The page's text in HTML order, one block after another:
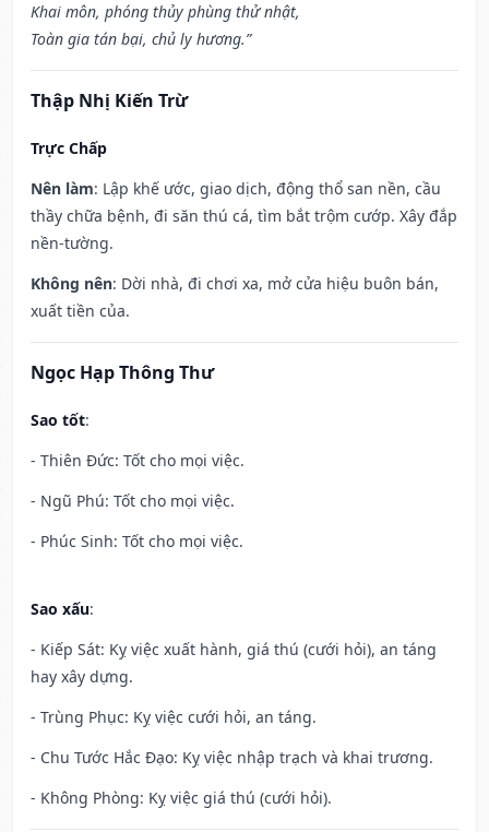
Khai môn, phóng thủy phùng thử nhật,
Toàn gia tán bại, chủ ly hương.”
Thập Nhị Kiến Trừ
Trực Chấp
Nên làm: Lập khế ước, giao dịch, động thổ san nền, cầu
thầy chữa bệnh, đi săn thú cá, tìm bắt trộm cướp. Xây đắp
nền-tường.
Không nên: Dời nhà, đi chơi xa, mở cửa hiệu buôn bán,
xuất tiền của.
Ngọc Hạp Thông Thư
Sao tốt:
- Thiên Đức: Tốt cho mọi việc.
- Ngũ Phú: Tốt cho mọi việc.
- Phúc Sinh: Tốt cho mọi việc.
Sao xấu:
- Kiếp Sát: Kỵ việc xuất hành, giá thú (cưới hỏi), an táng
hay xây dựng.
- Trùng Phục: Kỵ việc cưới hỏi, an táng.
- Chu Tước Hắc Đạo: Kỵ việc nhập trạch và khai trương.
- Không Phòng: Kỵ việc giá thú (cưới hỏi).